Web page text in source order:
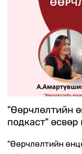
"Өөрчлөлтийн
подкаст"
"Өөрчлөлтийн